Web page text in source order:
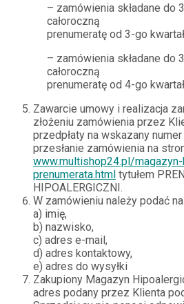
– zamówienia składane do
całoroczną
prenumeratę od 3-go
– zamówienia składane do
całoroczną
prenumeratę od 4-go
Zawarcie umowy i realizacja
złożeniu zamówienia przez
przedpłaty na wskazany
przesłanie zamówienia na
www.multishop24.pl/
prenumerata.html tytułem
HIPOALERGICZNI.
W zamówieniu należy podać
a) imię,
b) nazwisko,
c) adres e-mail,
d) adres kontaktowy,
e) adres do wysyłki
Zakupiony Magazyn
adres podany przez Klienta